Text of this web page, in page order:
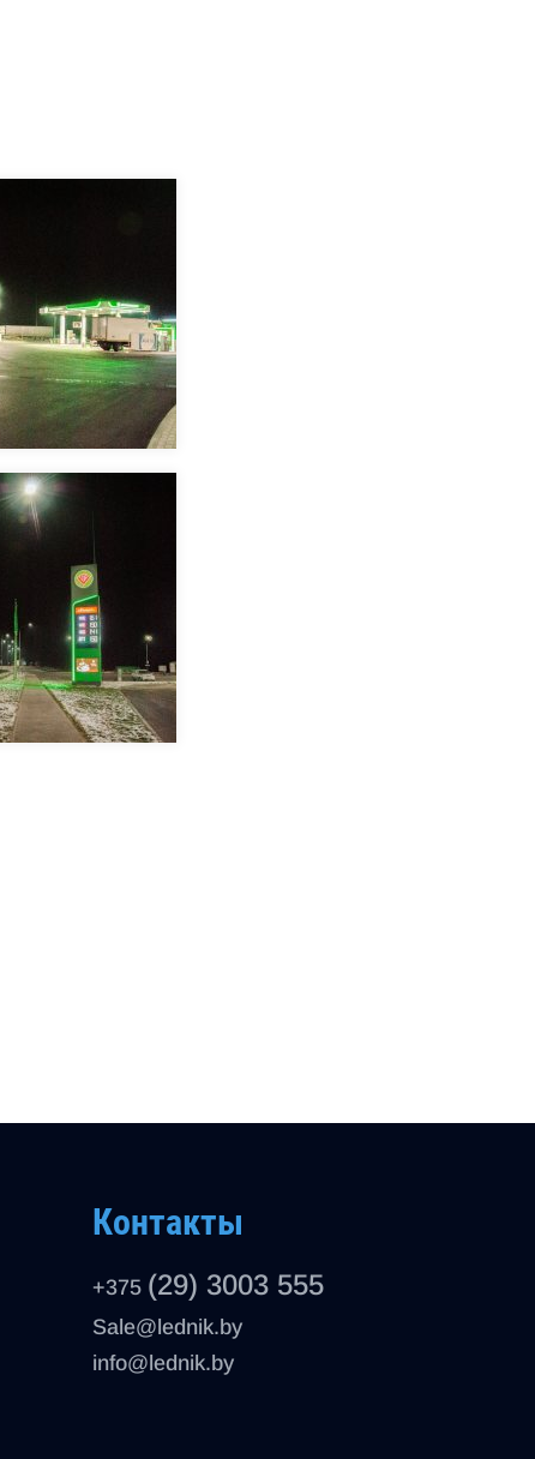
Контакты
+375 (29) 3003 555
Sale@lednik.by
info@lednik.by